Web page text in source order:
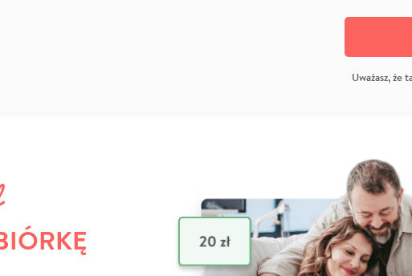
Uważasz, że